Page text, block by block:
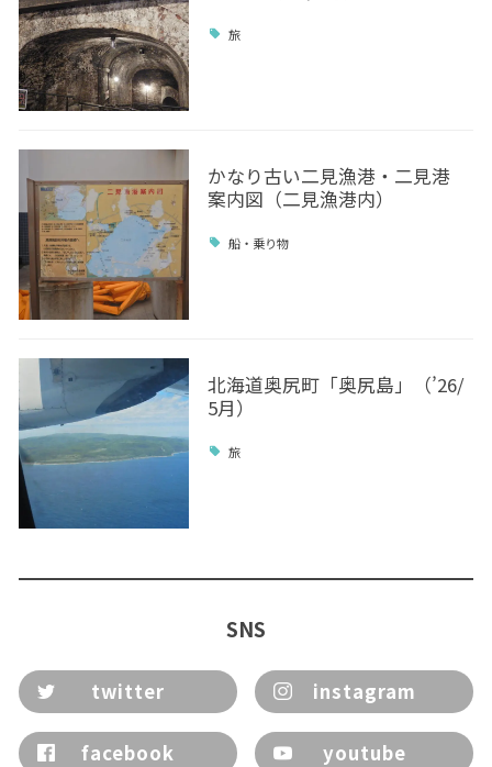
旅
かなり古い二見漁港・二見港
案内図（二見漁港内）
船・乗り物
北海道奥尻町「奥尻島」（’26/
5月）
旅
SNS
twitter instagram
facebook youtube